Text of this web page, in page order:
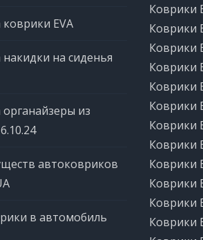
EVA
на сиденья
из
автоковриков
в автомобиль
Коврики
Коврики
Коврики
Коврики
Коврики
Коврики
Коврики
Коврики
Коврики
Коврики
Коврики
Коврики